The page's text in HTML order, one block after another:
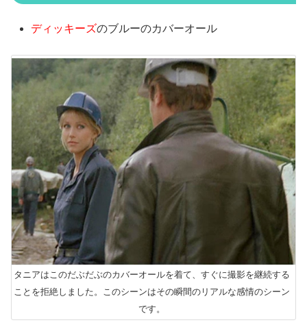
ディッキーズのブルーのカバーオール
タニアはこのだぶだぶのカバーオールを着て、すぐに撮影を継続する
ことを拒絶しました。このシーンはその瞬間のリアルな感情のシーン
です。